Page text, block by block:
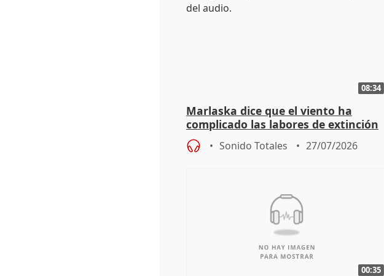
08:34
Marlaska dice que el viento ha
complicado las labores de extinción
durante la madrugada
Sonido Totales 27/07/2026
00:35